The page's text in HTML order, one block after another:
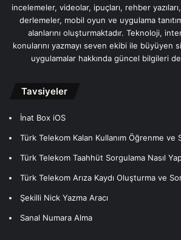
incelemeler, videolar, ipuçları, rehber
derlemeler, mobil oyun ve uygulama
alanlarını oluşturmaktadır. Teknoloji,
konularını yazmayı seven ekibi ile büyüyen
uygulamalar hakkında güncel bilgileri
Tavsiyeler
İnat Box iOS
Türk Telekom Kalan Kullanım Öğrenme ve
Türk Telekom Taahhüt Sorgulama Nasıl
Türk Telekom Arıza Kaydı Oluşturma ve
Şekilli Nick Yazma Aracı
Sanal Numara Alma